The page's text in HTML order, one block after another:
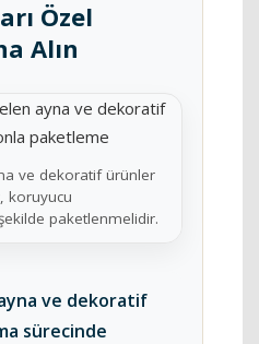
Özel
Alın
ve dekoratif ürünler
koruyucu
paketlenmelidir.
ve dekoratif
sürecinde